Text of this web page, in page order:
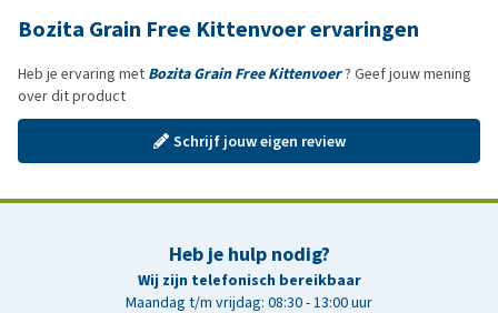
Bozita Grain Free Kittenvoer ervaringen
Heb je ervaring met Bozita Grain Free Kittenvoer? Geef jouw mening
over dit product
Schrijf jouw eigen review
Heb je hulp nodig?
Wij zijn telefonisch bereikbaar
Maandag t/m vrijdag: 08:30 - 13:00 uur